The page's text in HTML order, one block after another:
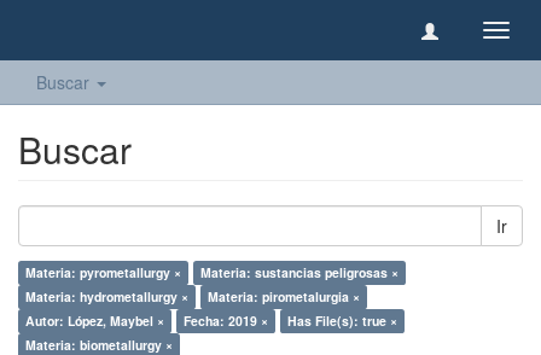
Buscar
Buscar
Ir
Materia: pyrometallurgy ×
Materia: sustancias peligrosas ×
Materia: hydrometallurgy ×
Materia: pirometalurgia ×
Autor: López, Maybel ×
Fecha: 2019 ×
Has File(s): true ×
Materia: biometallurgy ×